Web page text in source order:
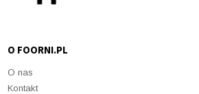
O FOORNI.PL
O nas
Kontakt